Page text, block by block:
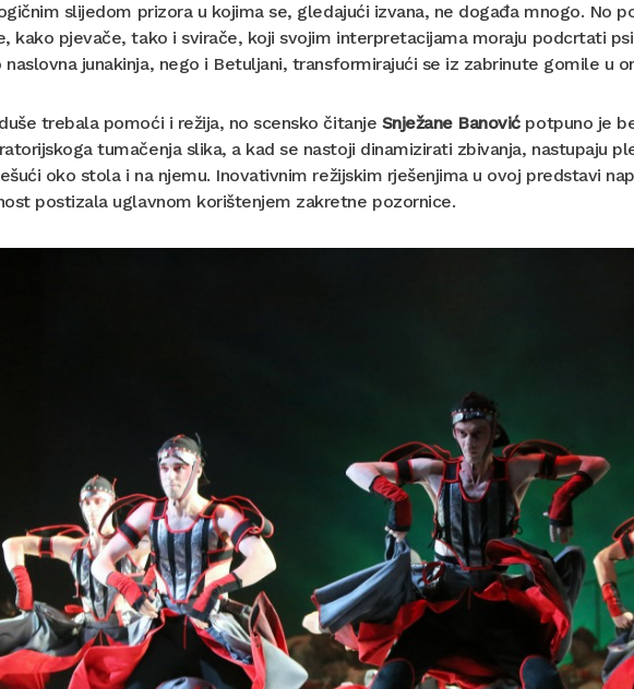
slijedom prizora u kojima se, gledajući izvana, ne događa mnogo. No
kako pjevače, tako i svirače, koji svojim interpretacijama moraju podcrtati
naslovna junakinja, nego i Betuljani, transformirajući se iz zabrinute gomile u
trebala pomoći i režija, no scensko čitanje Snježane Banovićpotpuno je
tumačenja slika, a kad se nastoji dinamizirati zbivanja, nastupaju
oko stola i na njemu. Inovativnim režijskim rješenjima u ovoj predstavi
postizala uglavnom korištenjem zakretne pozornice.